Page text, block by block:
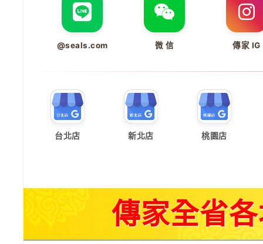
@seals.com 微 信 傳家 IG
台北店 新北店 桃園店
傳家全省